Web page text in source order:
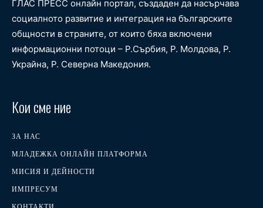
ГЛАС ПРЕСС онлайн портал, създаден да насърчава
социалното развитие и интеграция на българските
общности в страните, от които бяха включени
информационни потоци – Р.Сърбия, Р. Молдова, Р.
Украйна, Р. Северна Македония.
Кои сме ние
ЗА НАС
МЛАДЕЖКА ОНЛАЙН ПЛАТФОРМА
МИСИЯ И ДЕЙНОСТИ
ИМПРЕСУМ